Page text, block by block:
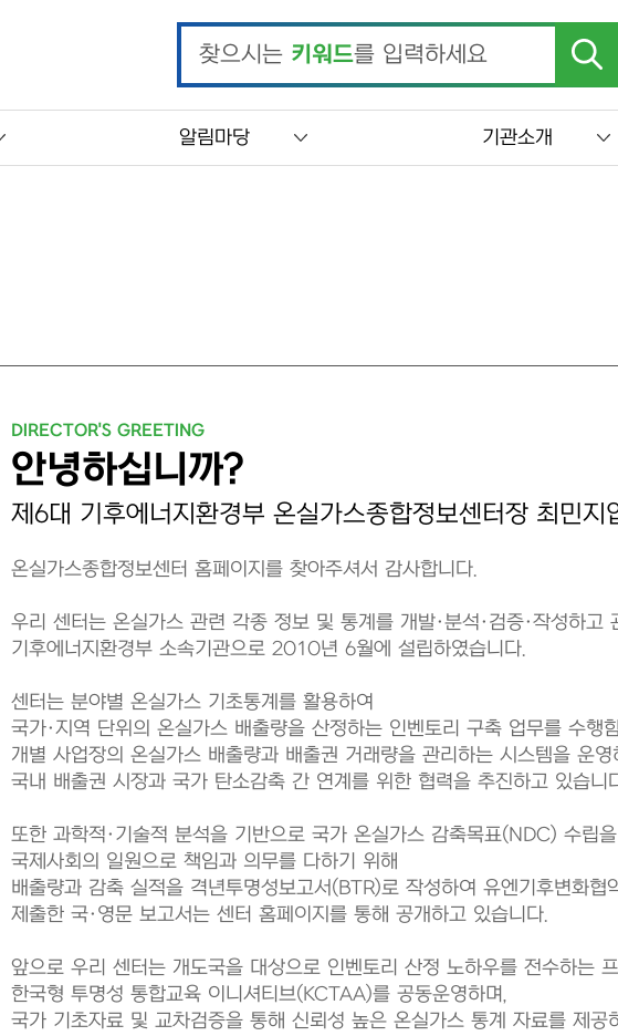
찾으시는 키워드를 입력하세요
알림마당 기관소개
가스종합정보센터장 최민지입니다. 온실가스종합정보센터 홈페이지를 찾아주셔서
DIRECTOR'S GREETING
안녕하십니까?
제6대 기후에너지환경부 온실가스종합정보센터장 최민지
온실가스종합정보센터 홈페이지를 찾아주셔서 감사합니다.
우리 센터는 온실가스 관련 각종 정보 및 통계를 개발·분석·검증·작성하고
기후에너지환경부 소속기관으로 2010년 6월에 설립하였습니다.
센터는 분야별 온실가스 기초통계를 활용하여
국가·지역 단위의 온실가스 배출량을 산정하는 인벤토리 구축 업무를 수행
개별 사업장의 온실가스 배출량과 배출권 거래량을 관리하는 시스템을 운영
국내 배출권 시장과 국가 탄소감축 간 연계를 위한 협력을 추진하고 있습니
또한 과학적·기술적 분석을 기반으로 국가 온실가스 감축목표(NDC) 수립
국제사회의 일원으로 책임과 의무를 다하기 위해
배출량과 감축 실적을 격년투명성보고서(BTR)로 작성하여 유엔기후변화
제출한 국·영문 보고서는 센터 홈페이지를 통해 공개하고 있습니다.
앞으로 우리 센터는 개도국을 대상으로 인벤토리 산정 노하우를 전수하는
한국형 투명성 통합교육 이니셔티브(KCTAA)를 공동운영하며,
국가 기초자료 및 교차검증을 통해 신뢰성 높은 온실가스 통계 자료를 제공